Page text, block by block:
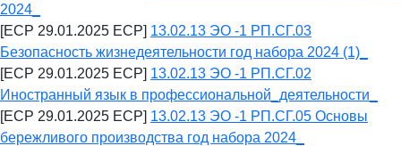
2024_
[ECP 29.01.2025 ECP] 13.02.13 ЭО -1 РП.СГ.03
Безопасность жизнедеятельности год набора 2024 (1)_
[ECP 29.01.2025 ECP] 13.02.13 ЭО -1 РП.СГ.02
Иностранный язык в профессиональной_деятельности_
[ECP 29.01.2025 ECP] 13.02.13 ЭО -1 РП.СГ.05 Основы
бережливого производства год набора 2024_